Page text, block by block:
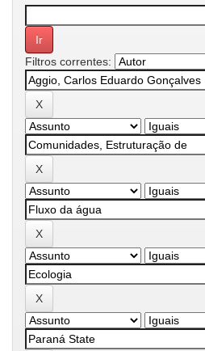
Filtros correntes: